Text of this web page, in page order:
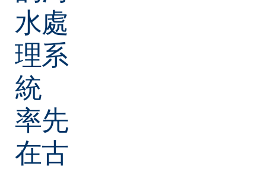
水處
理系
統
率先
在古